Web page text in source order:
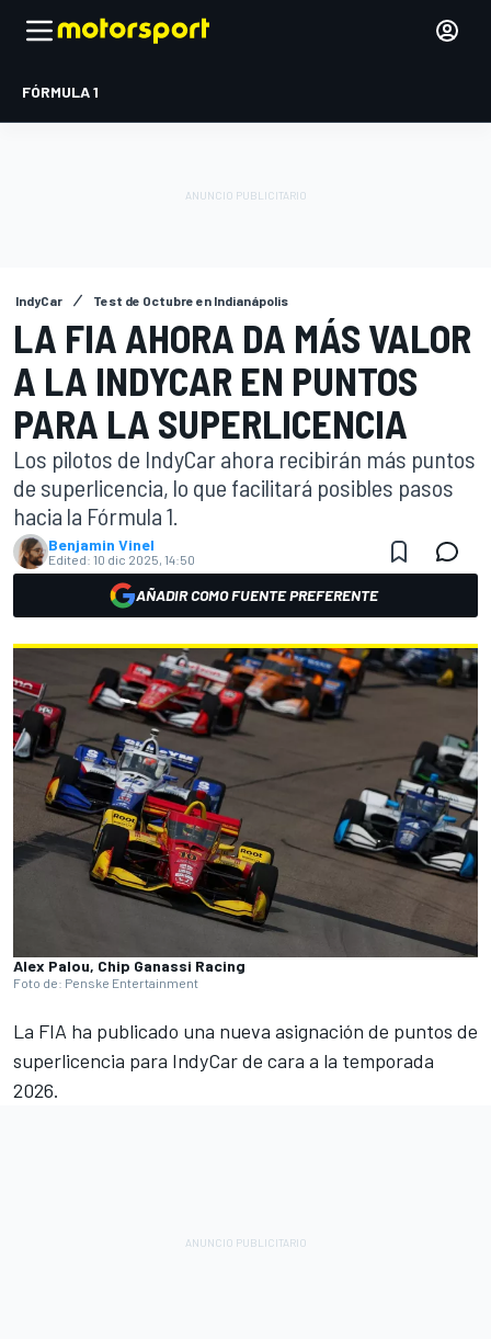
FÓRMULA 1
IndyCar Test de Octubre en Indianápolis
LA FIA AHORA DA MÁS VALOR
A LA INDYCAR EN PUNTOS
PARA LA SUPERLICENCIA
Los pilotos de IndyCar ahora recibirán más puntos
de superlicencia, lo que facilitará posibles pasos
hacia la Fórmula 1.
Benjamin Vinel
Edited: 10 dic 2025, 14:50
AÑADIR COMO FUENTE PREFERENTE
Alex Palou, Chip Ganassi Racing
Foto de: Penske Entertainment
La FIA ha publicado una nueva asignación de puntos de
superlicencia para IndyCar de cara a la temporada
2026.